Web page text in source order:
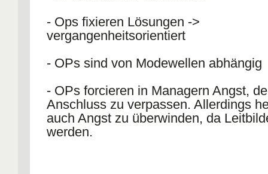
- Ops fixieren Lösungen ->
vergangenheitsorientiert
- OPs sind von Modewellen abhängig
- OPs forcieren in Managern Angst,
Anschluss zu verpassen. Allerdings
auch Angst zu überwinden, da
werden.